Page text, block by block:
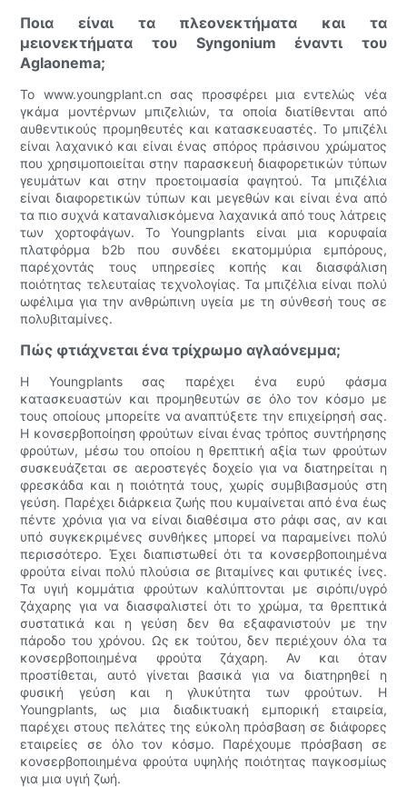
Ποια είναι τα πλεονεκτήματα και τα
μειονεκτήματα του Syngonium έναντι του
Aglaonema;
Το www.youngplant.cn σας προσφέρει μια εντελώς νέα
γκάμα μοντέρνων μπιζελιών, τα οποία διατίθενται από
αυθεντικούς προμηθευτές και κατασκευαστές. Το μπιζέλι
είναι λαχανικό και είναι ένας σπόρος πράσινου χρώματος
που χρησιμοποιείται στην παρασκευή διαφορετικών τύπων
γευμάτων και στην προετοιμασία φαγητού. Τα μπιζέλια
είναι διαφορετικών τύπων και μεγεθών και είναι ένα από
τα πιο συχνά καταναλισκόμενα λαχανικά από τους λάτρεις
των χορτοφάγων. Το Youngplants είναι μια κορυφαία
πλατφόρμα b2b που συνδέει εκατομμύρια εμπόρους,
παρέχοντάς τους υπηρεσίες κοπής και διασφάλιση
ποιότητας τελευταίας τεχνολογίας. Τα μπιζέλια είναι πολύ
ωφέλιμα για την ανθρώπινη υγεία με τη σύνθεσή τους σε
πολυβιταμίνες.
Πώς φτιάχνεται ένα τρίχρωμο αγλαόνεμμα;
Η Youngplants σας παρέχει ένα ευρύ φάσμα
κατασκευαστών και προμηθευτών σε όλο τον κόσμο με
τους οποίους μπορείτε να αναπτύξετε την επιχείρησή σας.
Η κονσερβοποίηση φρούτων είναι ένας τρόπος συντήρησης
φρούτων, μέσω του οποίου η θρεπτική αξία των φρούτων
συσκευάζεται σε αεροστεγές δοχείο για να διατηρείται η
φρεσκάδα και η ποιότητά τους, χωρίς συμβιβασμούς στη
γεύση. Παρέχει διάρκεια ζωής που κυμαίνεται από ένα έως
πέντε χρόνια για να είναι διαθέσιμα στο ράφι σας, αν και
υπό συγκεκριμένες συνθήκες μπορεί να παραμείνει πολύ
περισσότερο. Έχει διαπιστωθεί ότι τα κονσερβοποιημένα
φρούτα είναι πολύ πλούσια σε βιταμίνες και φυτικές ίνες.
Τα υγιή κομμάτια φρούτων καλύπτονται με σιρόπι/υγρό
ζάχαρης για να διασφαλιστεί ότι το χρώμα, τα θρεπτικά
συστατικά και η γεύση δεν θα εξαφανιστούν με την
πάροδο του χρόνου. Ως εκ τούτου, δεν περιέχουν όλα τα
κονσερβοποιημένα φρούτα ζάχαρη. Αν και όταν
προστίθεται, αυτό γίνεται βασικά για να διατηρηθεί η
φυσική γεύση και η γλυκύτητα των φρούτων. Η
Youngplants, ως μια διαδικτυακή εμπορική εταιρεία,
παρέχει στους πελάτες της εύκολη πρόσβαση σε διάφορες
εταιρείες σε όλο τον κόσμο. Παρέχουμε πρόσβαση σε
κονσερβοποιημένα φρούτα υψηλής ποιότητας παγκοσμίως
για μια υγιή ζωή.